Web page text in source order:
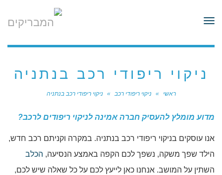
תפריט
ניקוי ריפודי רכב בנתניה
ראשי » ניקוי ריפודי רכב » ניקוי ריפודי רכב בנתניה
מדוע מומלץ להעסיק חברה אמינה לניקוי ריפודים לרכב?
אנו עוסקים בניקוי ריפודי רכב בנתניה. במקרה וקניתם רכב חדש,
הילד שפך משקה, נשפך לכם הקפה באמצע הנסיעה, הכלב
השתין על המושב. אנחנו כאן לייעץ לכם על כל שאלה שיש לכם,